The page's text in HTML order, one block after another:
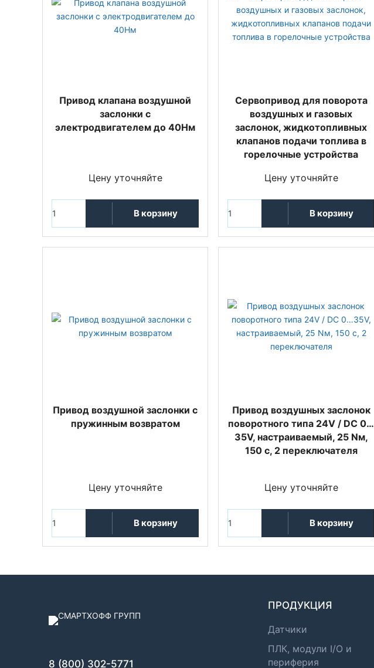
Привод клапана воздушной
заслонки с
электродвигателем до 40Нм
Цену уточняйте
В корзину
Сервопривод для поворота
воздушных и газовых
заслонок, жидкотопливных
клапанов подачи топлива в
горелочные устройства
Цену уточняйте
В корзину
Привод воздушной заслонки с
пружинным возвратом
Цену уточняйте
В корзину
Привод воздушных заслонок
поворотного типа 24V / DC 0…
35V, настраиваемый, 25 Nм,
150 с, 2 переключателя
Цену уточняйте
В корзину
8 (800) 302-5771
ПРОДУКЦИЯ
Датчики
ПЛК, модули I/O и
периферия